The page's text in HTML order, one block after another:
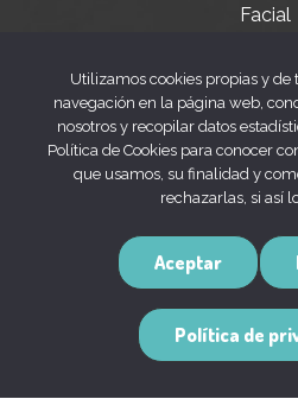
Facial
Aviso
Política de
Política de
Utilizamos cookies propias y de
navegación en la página web,
nosotros y recopilar datos
Política de Cookies para conocer
que usamos, su finalidad y
rechazarlas, si así
Aceptar
Política de